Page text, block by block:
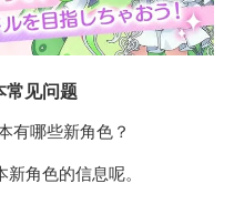
常见问题
有哪些新角色？
角色的信息呢。